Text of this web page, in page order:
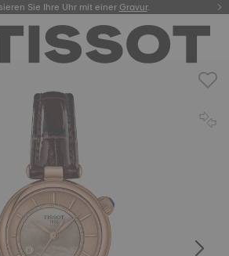
Sie Ihre Uhr mit einerGravur.
hier.